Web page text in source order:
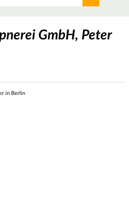
GmbH, Peter